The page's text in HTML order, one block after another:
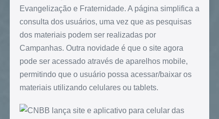
Evangelização e Fraternidade. A página simplifica a
consulta dos usuários, uma vez que as pesquisas
dos materiais podem ser realizadas por
Campanhas. Outra novidade é que o site agora
pode ser acessado através de aparelhos mobile,
permitindo que o usuário possa acessar/baixar os
materiais utilizando celulares ou tablets.